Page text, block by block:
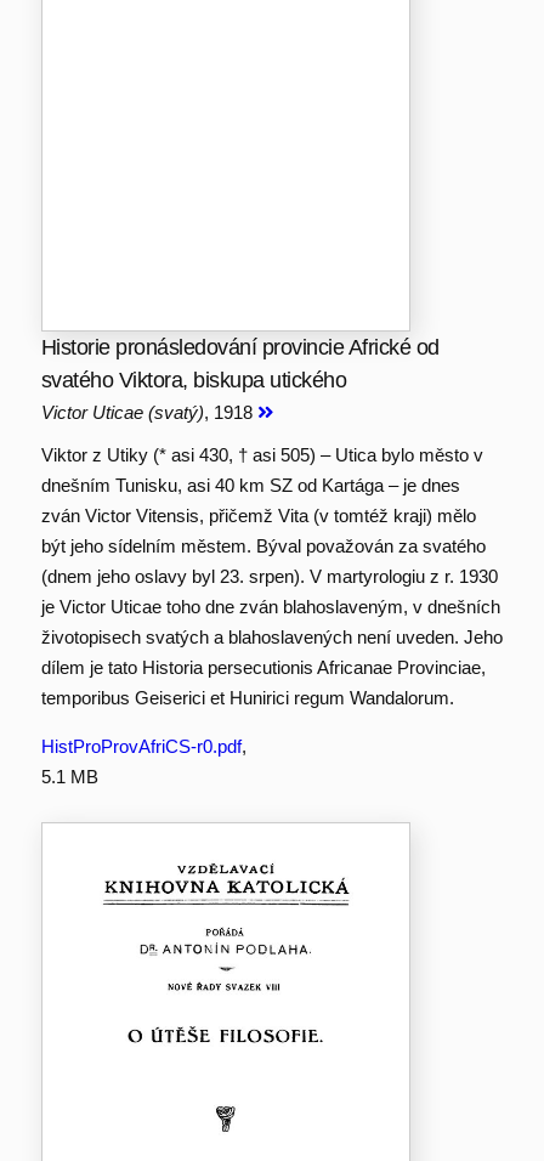
Historie pronásledování provincie Africké od
svatého Viktora, biskupa utického
Victor Uticae (svatý), 1918
Viktor z Utiky (* asi 430, † asi 505) – Utica bylo město v
dnešním Tunisku, asi 40 km SZ od Kartága – je dnes
zván Victor Vitensis, přičemž Vita (v tomtéž kraji) mělo
být jeho sídelním městem. Býval považován za svatého
(dnem jeho oslavy byl 23. srpen). V martyrologiu z r. 1930
je Victor Uticae toho dne zván blahoslaveným, v dnešních
životopisech svatých a blahoslavených není uveden. Jeho
dílem je tato Historia persecutionis Africanae Provinciae,
temporibus Geiserici et Hunirici regum Wandalorum.
HistProProvAfriCS-r0.pdf,
5.1 MB